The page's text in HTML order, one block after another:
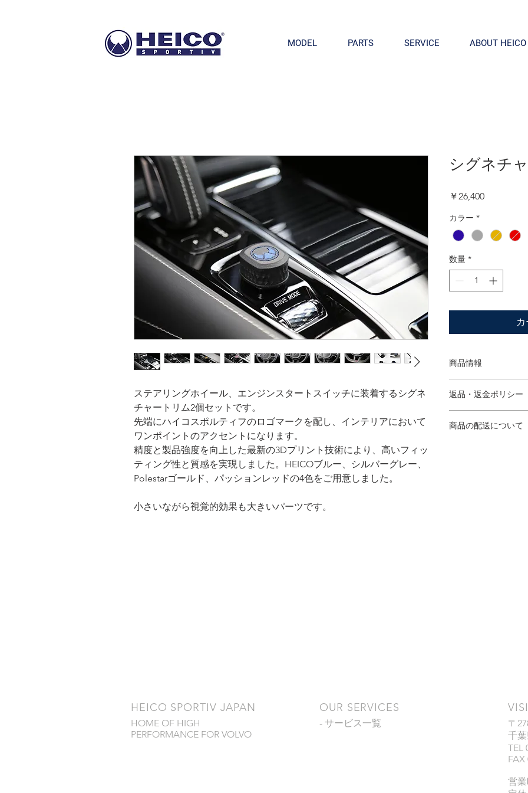
MODEL PARTS SERVICE ABOUT HEICO
ステアリングホイール、エンジンスタートスイッチに装着するシグネ
チャートリム2個セットです。
先端にハイコスポルティフのロゴマークを配し、インテリアにおいて
ワンポイントのアクセントになります。
精度と製品強度を向上した最新の3Dプリント技術により、高いフィッ
ティング性と質感を実現しました。HEICOブルー、シルバーグレー、
Polestarゴールド、パッションレッドの4色をご用意しました。
小さいながら視覚的効果も大きいパーツです。
シグネチ
￥26,400価
カラー *
数量 *
商品情報
S60/V60/V60CC
XC60 (2018-) R-
S90/V90/V90CC
返品・返金ポリシー
万が一、不良品や商
商品の配送について
​HEICO SPORTIV JAPAN
HOME OF HIGH
PERFORMANCE FOR VOLVO
OUR SERVICES
- サービス一覧
〒
千
TEL
FAX
営